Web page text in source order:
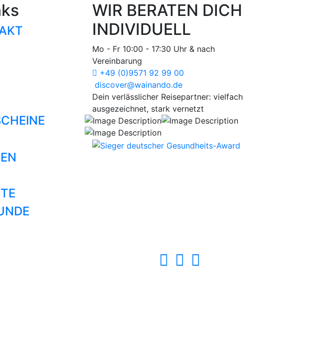
WIR BERATEN DICH
INDIVIDUELL
Mo - Fr 10:00 - 17:30 Uhr & nach
Vereinbarung
+49 (0)9571 92 99 00
discover@wainando.de
Dein verlässlicher Reisepartner: vielfach
ausgezeichnet, stark vernetzt